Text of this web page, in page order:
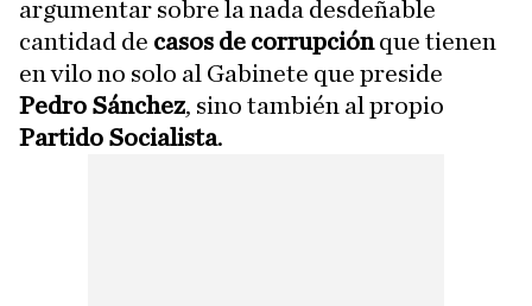
argumentar sobre la nada desdeñable
cantidad de casos de corrupciónque tienen
en vilo no solo al Gabinete que preside
Pedro Sánchez, sino también al propio
Partido Socialista.